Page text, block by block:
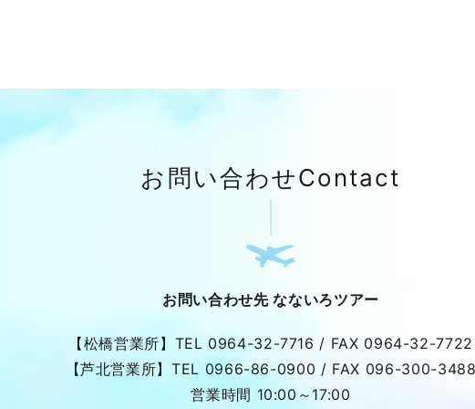
お問い合わせContact
お問い合わせ先 なないろツアー
【松橋営業所】 TEL 0964-32-7716 / FAX 0964-32-7722
【芦北営業所】TEL 0966-86-0900 / FAX 096-300-
営業時間 10:00～17:00